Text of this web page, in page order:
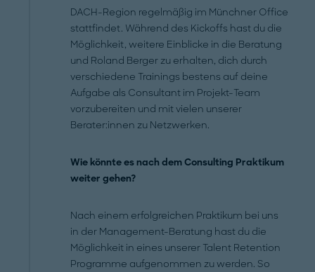
DACH-Region regelmäßig im Münchner Office
stattfindet. Während des Kickoffs hast du die
Möglichkeit, weitere Einblicke in die Beratung
und Roland Berger zu erhalten, dich durch
verschiedene Trainings bestens auf deine
Aufgabe als Consultant im Projekt-Team
vorzubereiten und mit vielen unserer
Berater:innen zu Netzwerken.
Wie könnte es nach dem Consulting Praktikum
weiter gehen?
Nach einem erfolgreichen Praktikum bei uns
in der Management-Beratung hast du die
Möglichkeit in eines unserer Talent Retention
Programme aufgenommen zu werden. So